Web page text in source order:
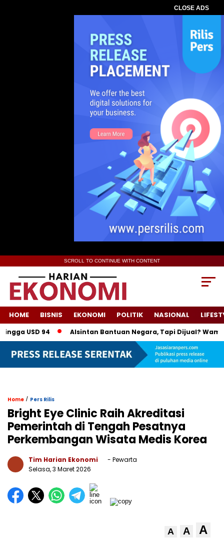
CLOSE ADS
SCROLL TO CONTINUE WITH CONTENT
HOME BISNIS EKONOMI POLITIK NASIONAL
USD 94 Alsintan Bantuan Negara, Tapi Dijual?
Home / Pers Rilis
Bright Eye Clinic Raih Akreditasi
Pemerintah di Tengah Pesatnya
Perkembangan Wisata Medis Korea
Tim Harian Ekonomi
- Pewarta
Selasa, 3 Maret 2026
A A A